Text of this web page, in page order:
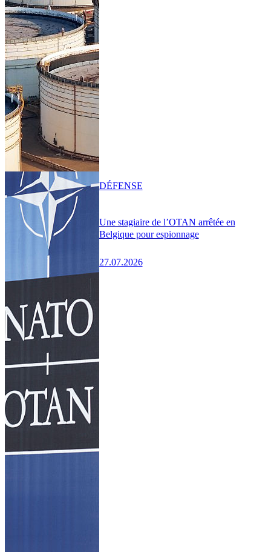
Une stagiaire de l’OTAN arrêtée en
Belgique pour espionnage
27.07.2026
DÉFENSE